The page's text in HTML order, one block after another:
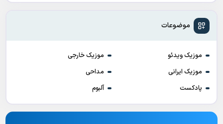
موضوعات
موزیک ویدئو
موزیک خارجی
موزیک ایرانی
مداحی
پادکست
آلبوم